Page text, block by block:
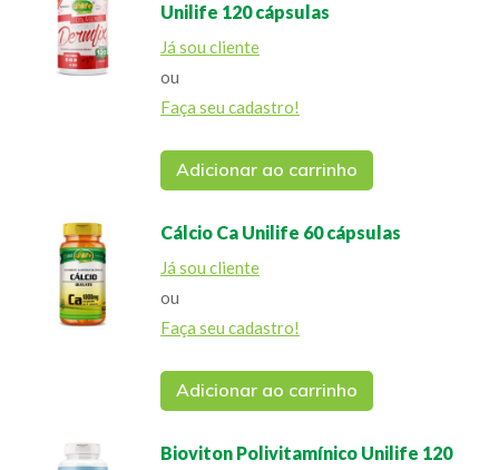
Unilife 120 cápsulas
Já sou cliente
ou
Faça seu cadastro!
Adicionar ao carrinho
Cálcio Ca Unilife 60 cápsulas
Já sou cliente
ou
Faça seu cadastro!
Adicionar ao carrinho
Bioviton Polivitamínico Unilife 120